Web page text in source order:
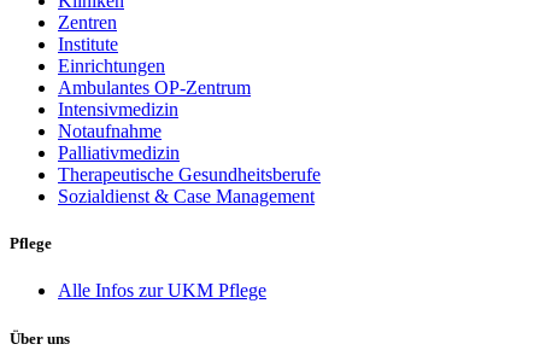
Zentren
Institute
Einrichtungen
Ambulantes OP-Zentrum
Intensivmedizin
Notaufnahme
Palliativmedizin
Therapeutische Gesundheitsberufe
Sozialdienst & Case Management
Pflege
Alle Infos zur UKM Pflege
Über uns